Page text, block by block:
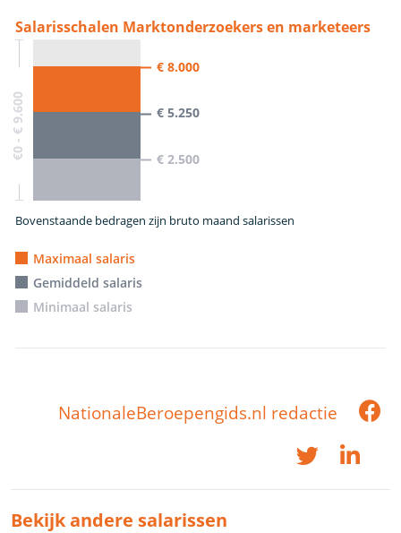
Salarisschalen Marktonderzoekers en marketeers
€0 - € 9.600
€ 8.000
€ 5.250
€ 2.500
Bovenstaande bedragen zijn bruto maand salarissen
Maximaal salaris
Gemiddeld salaris
Minimaal salaris
NationaleBeroepengids.nl redactie
Bekijk andere salarissen